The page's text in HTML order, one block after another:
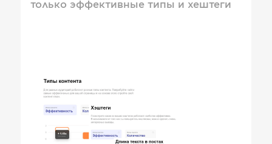
только эффективные типы и хештеги